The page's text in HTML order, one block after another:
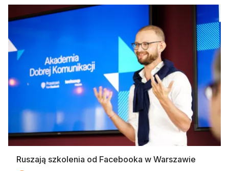
Ruszają szkolenia od Facebooka w Warszawie